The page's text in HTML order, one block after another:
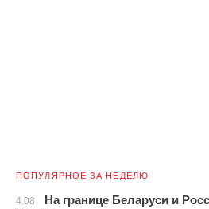
ПОПУЛЯРНОЕ ЗА НЕДЕЛЮ
4.08 На границе Беларуси и